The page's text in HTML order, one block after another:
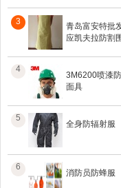
3
青岛富安特批
应凯夫拉防割
4
3M6200喷漆
面具
5
全身防辐射服
6
消防员防蜂服